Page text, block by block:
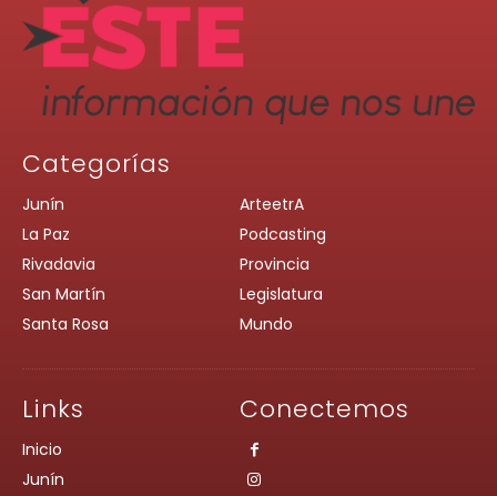
Categorías
Junín
La Paz
Rivadavia
San Martín
Santa Rosa
ArteetrA
Podcasting
Provincia
Legislatura
Mundo
Links
Inicio
Junín
Conectemos